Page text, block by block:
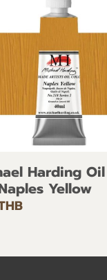
Harding
Yellow